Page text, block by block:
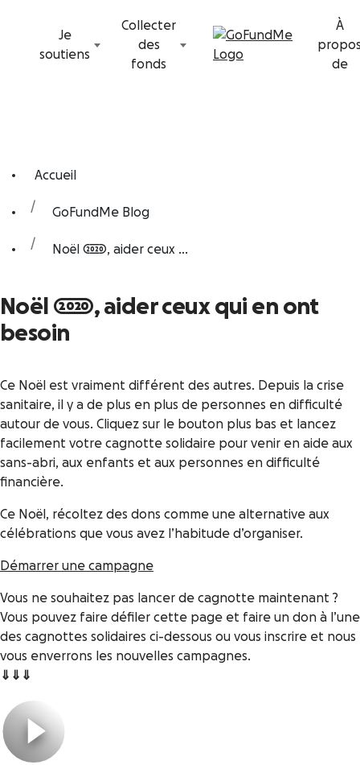
Je
soutiens
Collecter
des
fonds
À
de
Accueil
GoFundMe Blog
Noël 2020, aider ceux ...
Noël 2020, aider ceux qui en ont
besoin
Ce Noël est vraiment différent des autres. Depuis la crise
sanitaire, il y a de plus en plus de personnes en difficulté
autour de vous. Cliquez sur le bouton plus bas et lancez
facilement votre cagnotte solidaire pour venir en aide aux
sans-abri, aux enfants et aux personnes en difficulté
financière.
Ce Noël, récoltez des dons comme une alternative aux
célébrations que vous avez l’habitude d’organiser.
Démarrer une campagne
Vous ne souhaitez pas lancer de cagnotte maintenant ?
Vous pouvez faire défiler cette page et faire un don à l’une
des cagnottes solidaires ci-dessous ou vous inscrire et nous
vous enverrons les nouvelles campagnes.
⇓ ⇓ ⇓